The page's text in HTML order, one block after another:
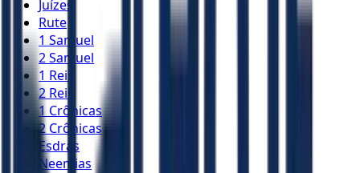
Juízes
Rute
1 Samuel
2 Samuel
1 Reis
2 Reis
1 Crônicas
2 Crônicas
Esdras
Neemias